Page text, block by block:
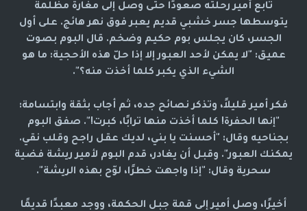
تابع أمير رحلته صعودًا حتى وصل إلى مغارة مظلمة
يتوسطها جسر خشبي قديم يعبر فوق نهر هائج. على أول
الجسر، كان يجلس بوم حكيم وضخم. قال البوم بصوت
عميق: "لا يمكن لأحد العبور إلا إذا حلّ هذه الأحجية: ما هو
الشيء الذي يكبر كلما أخذت منه؟".
فكر أمير قليلاً، وتذكر نصائح جده، ثم أجاب بثقة وابتسامة:
"إنها الحفرة! كلما أخذت منها ترابًا، كبرت!". صفق البوم
بجناحيه وقال: "أحسنت يا بني، لديك عقل راجح وقلب نقي.
يمكنك العبور". وقبل أن يغادر، قدم البوم لأمير ريشة فضية
سحرية وقال: "إذا واجهت خطرًا، لوّح بهذه الريشة".
أخيرًا، وصل أمير إلى قمة جبل الحكمة، ووجد معبدًا قديمًا